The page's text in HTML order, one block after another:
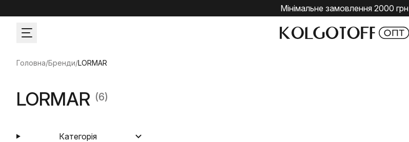
Мінімальне замовлення 2000 грн
Головна/Бренди/LORMAR
LORMAR (6)
Категорія